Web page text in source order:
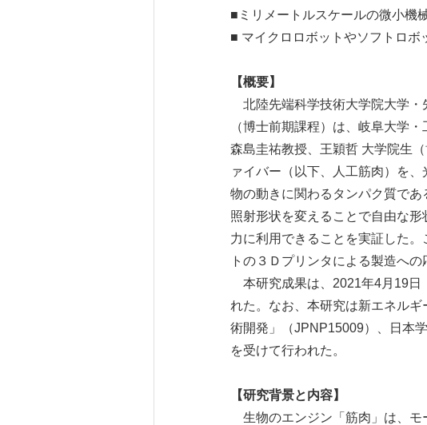
■ミリメートルスケールの微小機
■ マイクロロボットやソフトロ
【概要】
北陸先端科学技術大学院大学・
（博士前期課程）は、岐阜大学
森島圭祐教授、王穎哲 大学院生
ァイバー（以下、人工筋肉）を
物の動きに関わるタンパク質で
照射形状を変えることで自由な
力に利用できることを実証した
トの３Ｄプリンタによる製造への
本研究成果は、2021年4月19日
れた。なお、本研究は新エネル
術開発」（JPNP15009）、日本
を受けて行われた。
【研究背景と内容】
生物のエンジン「筋肉」は、モ